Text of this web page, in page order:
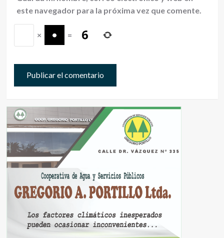
este navegador para la próxima vez que comente.
× =